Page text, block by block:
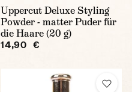
Uppercut Deluxe Styling
Powder - matter Puder für
die Haare (20 g)
14,90 €